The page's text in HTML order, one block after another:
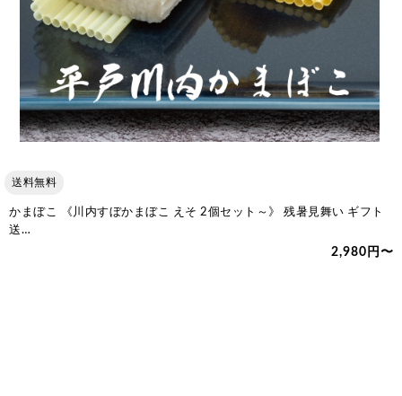
送料無料
かまぼこ 《川内すぼかまぼこ えそ 2個セット～》 残暑見舞い ギフト
送…
2,980円〜